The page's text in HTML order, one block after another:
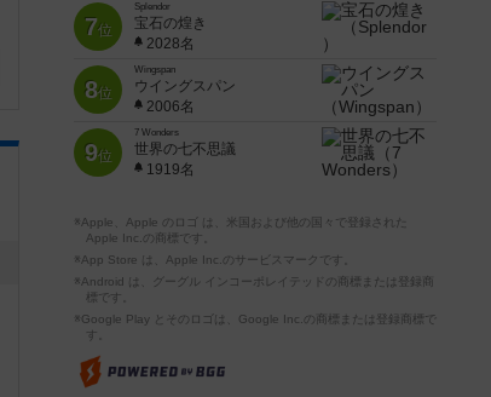
7位
Splendor
宝石の煌き
2028名
8位
Wingspan
ウイングスパン
2006名
9位
7 Wonders
世界の七不思議
1919名
※Apple、Apple のロゴ は、米国および他の国々で登録された
Apple Inc.の商標です。
※App Store は、Apple Inc.のサービスマークです。
※Android は、グーグル インコーポレイテッドの商標または登録商
標です。
※Google Play とそのロゴは、Google Inc.の商標または登録商標で
す。